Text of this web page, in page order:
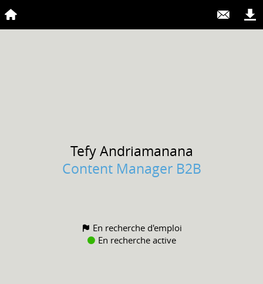
Tefy Andriamanana
Content Manager B2B
En recherche d'emploi
En recherche active